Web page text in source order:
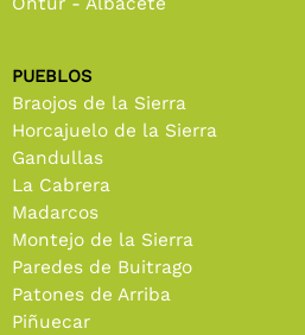
PUEBLOS
Braojos de la Sierra
Horcajuelo de la Sierra
Gandullas
La Cabrera
Madarcos
Montejo de la Sierra
Paredes de Buitrago
Patones de Arriba
Piñuecar